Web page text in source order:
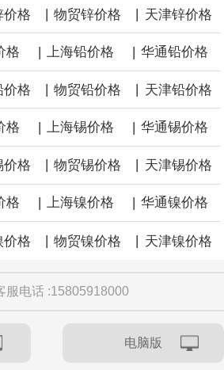
价格 | 物贸锌价格 | 天津锌价格
格 | 上海铅价格 | 华通铅价格
价格 物贸铅价格 天津铅价格
格 | 上海锡价格 | 华通锡价格
价格 物贸锡价格 天津锡价格
格 | 上海镍价格 | 华通镍价格
价格 | 物贸镍价格 | 天津镍价格
服电话 :15805918000
电脑版